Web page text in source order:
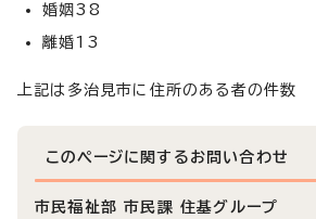
婚姻38
離婚13
上記は多治見市に住所のある者の件数
このページに関する お問い合わせ
市民福祉部 市民課 住基グループ